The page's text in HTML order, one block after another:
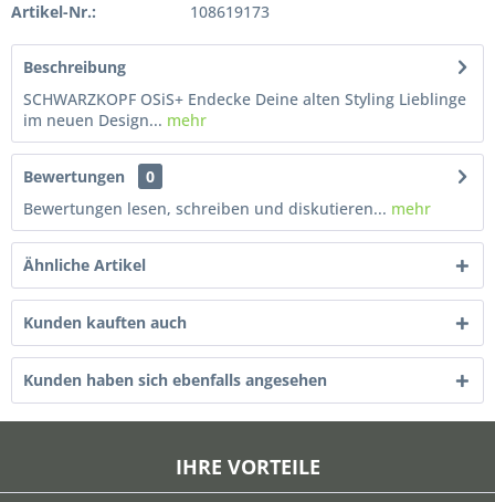
Artikel-Nr.: 108619173
Beschreibung
SCHWARZKOPF OSiS+ Endecke Deine alten Styling Lieblinge
im neuen Design... mehr
Bewertungen
0
Bewertungen lesen, schreiben und diskutieren... mehr
Ähnliche Artikel
Kunden kauften auch
Kunden haben sich ebenfalls angesehen
IHRE VORTEILE